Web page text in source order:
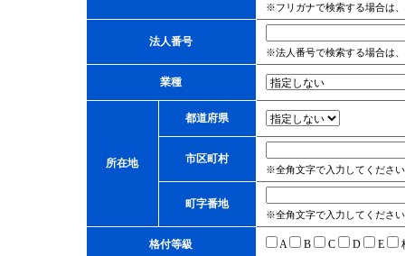
※フリガナで検索する場合は
法人番号
※法人番号で検索する場合は
業種
所在地
都道府県
市区町村
※全角文字で入力してくださ
町字番地
※全角文字で入力してくださ
格付等級 A B C D E